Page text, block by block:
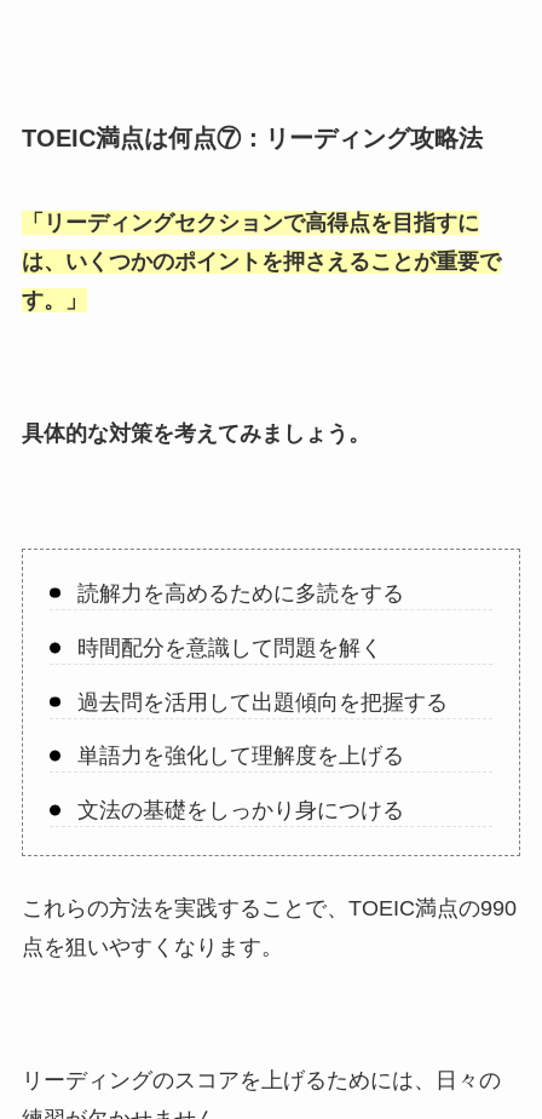
TOEIC満点は何点⑦：リーディング攻略法
「 リーディングセクションで高得点を目指すに
は、いくつかのポイントを押さえることが重要で
す。
」
具体的な対策を考えてみましょう。
読解力を高めるために多読をする
時間配分を意識して問題を解く
過去問を活用して出題傾向を把握する
単語力を強化して理解度を上げる
文法の基礎をしっかり身につける
これらの方法を実践することで、TOEIC満点の990
点を狙いやすくなります。
リーディングのスコアを上げるためには、日々の